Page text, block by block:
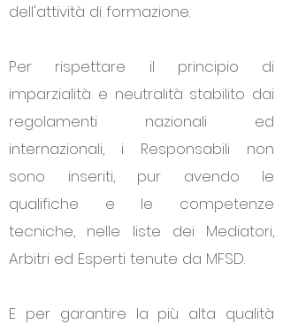
dell'attività di formazione.
Per rispettare il principio di
imparzialità e neutralità stabilito dai
regolamenti nazionali ed
internazionali, i Responsabili non
sono inseriti, pur avendo le
qualifiche e le competenze
tecniche, nelle liste dei Mediatori,
Arbitri ed Esperti tenute da MFSD.
E per garantire la più alta qualità